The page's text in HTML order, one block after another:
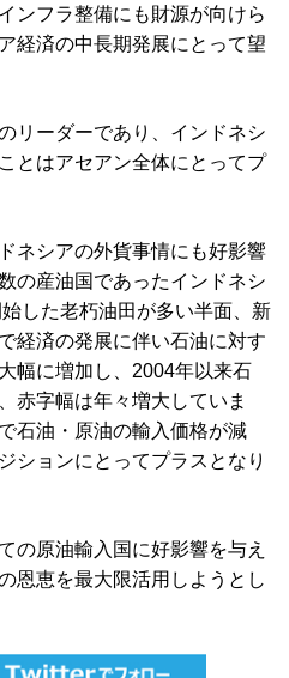
ンフラ整備にも財源が向けら
経済の中長期発展にとって望
リーダーであり、インドネシ
とはアセアン全体にとってプ
ネシアの外貨事情にも好影響
の産油国であったインドネシ
した老朽油田が多い半面、新
経済の発展に伴い石油に対す
幅に増加し、2004年以来石
赤字幅は年々増大していま
石油・原油の輸入価格が減
ションにとってプラスとなり
の原油輸入国に好影響を与え
恩恵を最大限活用しようとし